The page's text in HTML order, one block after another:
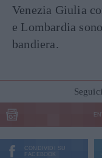
Venezia Giulia
e Lombardia
bandiera.
CONDIVIDI SU
FACEBOOK